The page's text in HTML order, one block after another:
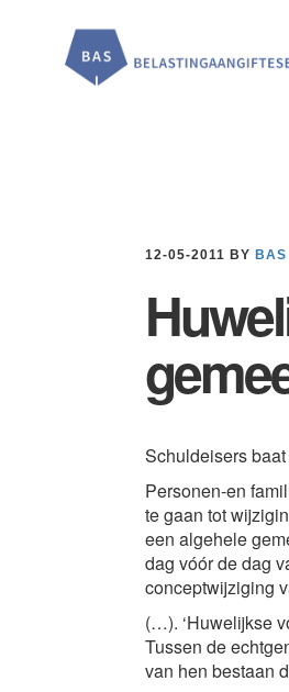
12-05-2011 BY BAS
Schuldeisers
Personen-en
te gaan tot
een algehele
dag vóór de dag
conceptwijziging
(…). ‘Huwelijkse
Tussen de
van hen bestaan